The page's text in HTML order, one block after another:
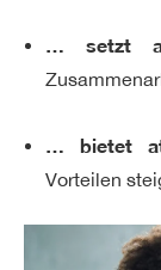
… setzt
… bietet
Vorteilen